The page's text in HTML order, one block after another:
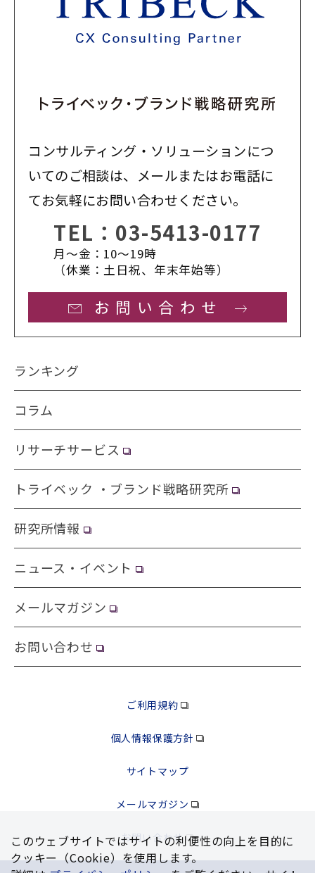
コンサルティング・ソリューションにつ
いてのご相談は、メールまたはお電話に
てお気軽にお問い合わせください。
TEL： 03-5413-0177
月〜金：10〜19時
（休業：土日祝、年末年始等）
お問い合わせ
ランキング
コラム
リサーチサービス
トライベック ・ブランド戦略研究所
研究所情報
ニュース・イベント
メールマガジン
お問い合わせ
ご利用規約
個人情報保護方針
サイトマップ
メールマガジン
お問い合わせ
このウェブサイトではサイトの利便性の向上を⽬的に
クッキー（Cookie）を使⽤します。